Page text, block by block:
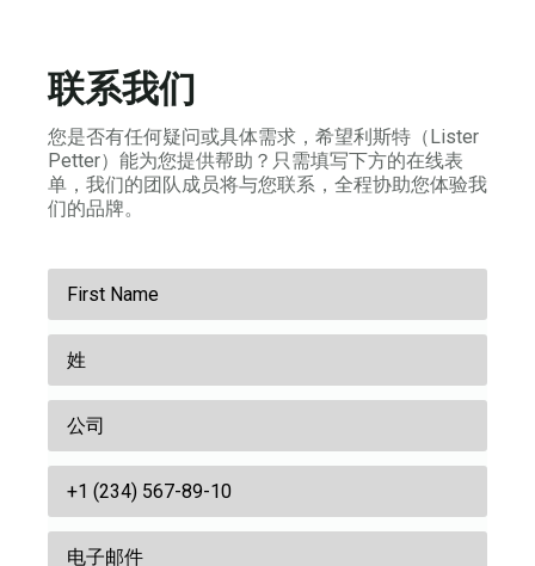
联系我们
您是否有任何疑问或具体需求，希望利斯特（Lister
Petter）能为您提供帮助？只需填写下方的在线表
单，我们的团队成员将与您联系，全程协助您体验我
们的品牌。
名
字
氏
司
务
电